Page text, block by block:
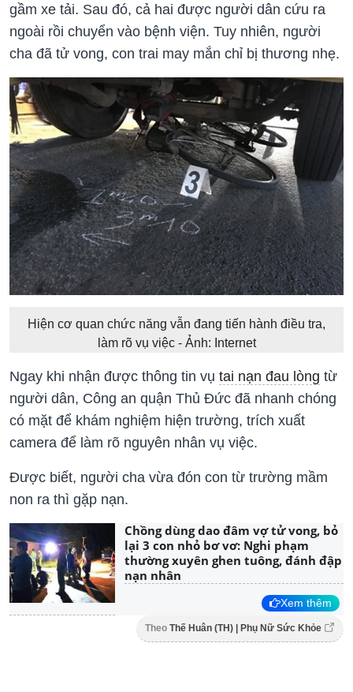
gầm xe tải. Sau đó, cả hai được người dân cứu ra
ngoài rồi chuyển vào bệnh viện. Tuy nhiên, người
cha đã tử vong, con trai may mắn chỉ bị thương nhẹ.
Hiện cơ quan chức năng vẫn đang tiến hành điều tra,
làm rõ vụ việc - Ảnh: Internet
Ngay khi nhận được thông tin vụ tai nạn đau lòng từ
người dân, Công an quận Thủ Đức đã nhanh chóng
có mặt để khám nghiệm hiện trường, trích xuất
camera để làm rõ nguyên nhân vụ việc.
Được biết, người cha vừa đón con từ trường mầm
non ra thì gặp nạn.
Chồng dùng dao đâm vợ tử vong, bỏ
lại 3 con nhỏ bơ vơ: Nghi phạm
thường xuyên ghen tuông, đánh đập
nạn nhân
Xem thêm
Theo Thế Huân (TH) | Phụ Nữ Sức Khỏe